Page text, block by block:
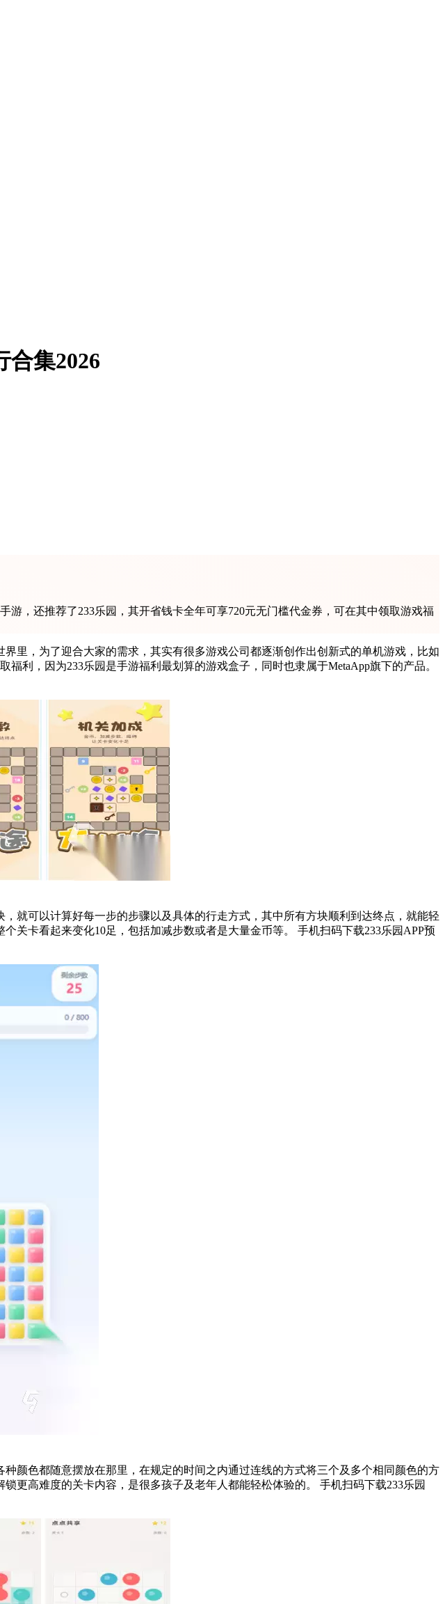
集2026
，还推荐了233乐园，其开省钱卡全年可享720元无门槛代金券，可在其中领取游戏福
里，为了迎合大家的需求，其实有很多游戏公司都逐渐创作出创新式的单机游戏，比如
利，因为233乐园是手游福利最划算的游戏盒子，同时也隶属于MetaApp旗下的产品。
就可以计算好每一步的步骤以及具体的行走方式，其中所有方块顺利到达终点，就能轻
足，包括加减步数或者是大量金币等。 手机扫码下载233乐园APP预
颜色都随意摆放在那里，在规定的时间之内通过连线的方式将三个及多个相同颜色的方
卡内容，是很多孩子及老年人都能轻松体验的。 手机扫码下载233乐园